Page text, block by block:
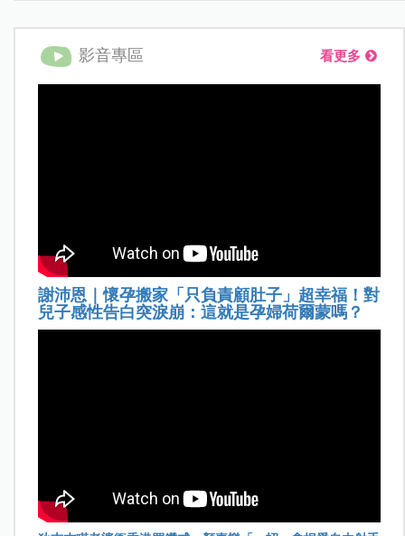
影音專區 看更多
謝沛恩｜懷孕搬家「只負責顧肚子」超幸福！對
兒子感性告白突淚崩：這就是孕婦荷爾蒙嗎？